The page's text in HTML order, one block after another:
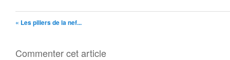
« Les piliers de la nef...
Commenter cet article